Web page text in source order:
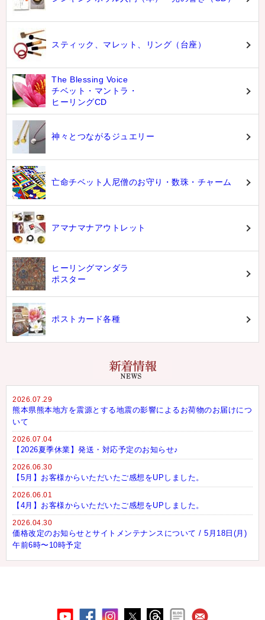
スティック、マレット、リング（台座）
The Blessing Voice
チベット・マントラ・
ヒーリングCD
神々とつながるジュエリー
亡命チベット人尼僧のお守り・数珠・チャーム
アマナマナアウトレット
ヒーリングマンダラ
ポスター
ポストカード各種
2026.07.29
熊本県熊本地方を震源とする地震の影響によるお荷物のお届けにつ
いて
2026.07.04
【2026夏季休業】発送・対応予定のお知らせ♪
2026.06.30
【5月】お客様からいただいたご感想をUPしました。
2026.06.01
【4月】お客様からいただいたご感想をUPしました。
2026.04.30
価格改定のお知らせとサイトメンテナンスについて / 5月18日(月)
午前6時〜10時予定